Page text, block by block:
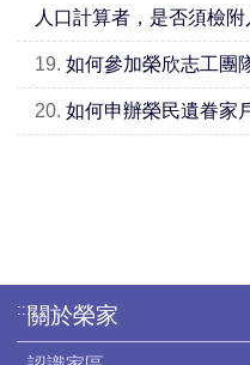
人口計算者，是否須檢附
19. 如何參加榮欣志工團
20. 如何申辦榮民遺眷家
:::關於榮家